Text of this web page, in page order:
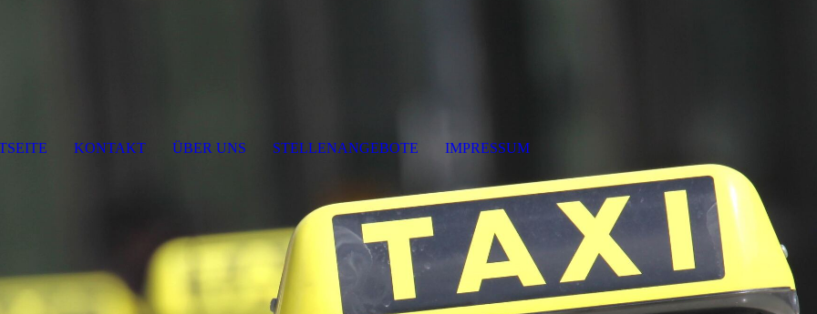
KONTAKT ÜBER UNS STELLENANGEBOTE IMPRESSUM